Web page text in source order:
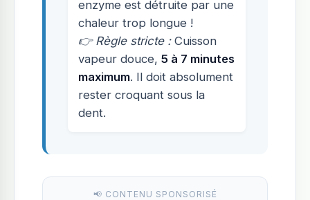
enzyme est détruite par une
chaleur trop longue !
👉 Règle stricte :Cuisson
vapeur douce, 5 à 7 minutes
maximum. Il doit absolument
rester croquant sous la
dent.
📢 CONTENU SPONSORISÉ